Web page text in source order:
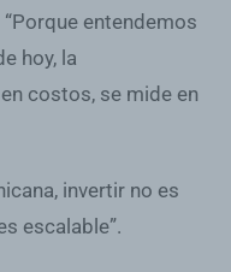
entendemos
hoy, la
costos, se mide en
invertir no es
escalable”.